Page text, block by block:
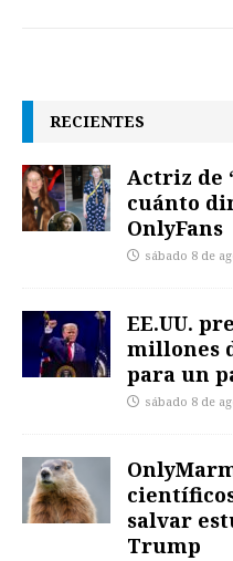
RECIENTES
Actriz de
cuánto
OnlyFans
sábado 8 de
EE.UU.
millones
para un
sábado 8 de
salvar
Trump